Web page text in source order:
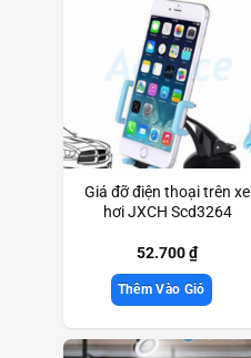
Giá đỡ điện thoại trên xe
hơi JXCH Scd3264
52.700₫
Thêm Vào Giỏ